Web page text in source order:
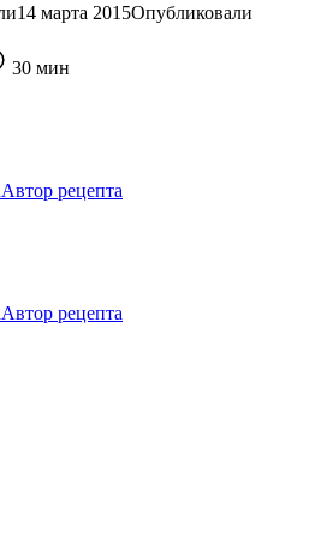
14 марта 2015Опубликовали
30 мин
Автор рецепта
Автор рецепта